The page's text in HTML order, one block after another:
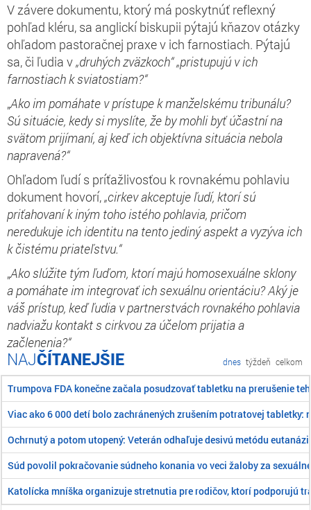
V závere dokumentu, ktorý má poskytnúť reflexný
pohľad kléru, sa anglickí biskupii pýtajú kňazov otázky
ohľadom pastoračnej praxe v ich farnostiach. Pýtajú
sa, či ľudia v„druhých zväzkoch“„pristupujú v ich
farnostiach k sviatostiam?“
„Ako im pomáhate v prístupe k manželskému tribunálu?
Sú situácie, kedy si myslíte, že by mohli byť účastní na
svätom prijímaní, aj keď ich objektívna situácia nebola
napravená?“
Ohľadom ľudí s príťažlivosťou k rovnakému pohlaviu
dokument hovorí,„cirkev akceptuje ľudí, ktorí sú
priťahovaní k iným toho istého pohlavia, pričom
neredukuje ich identitu na tento jediný aspekt a vyzýva ich
k čistému priateľstvu.“
„Ako slúžite tým ľuďom, ktorí majú homosexuálne sklony
a pomáhate im integrovať ich sexuálnu orientáciu? Aký je
váš prístup, keď ľudia v partnerstvách rovnakého pohlavia
nadviažu kontakt s cirkvou za účelom prijatia a
začlenenia?“
ČÍTANEJŠIE dnes týždeň celkom
Trumpova FDA konečne začala posudzovať tabletku na prerušenie
Viac ako 6 000 detí bolo zachránených zrušením potratovej tabletky:
Ochrnutý a potom utopený: Veterán odhaľuje desivú metódu
Súd povolil pokračovanie súdneho konania vo veci žaloby za
Katolícka mníška organizuje stretnutia pre rodičov, ktorí podporujú